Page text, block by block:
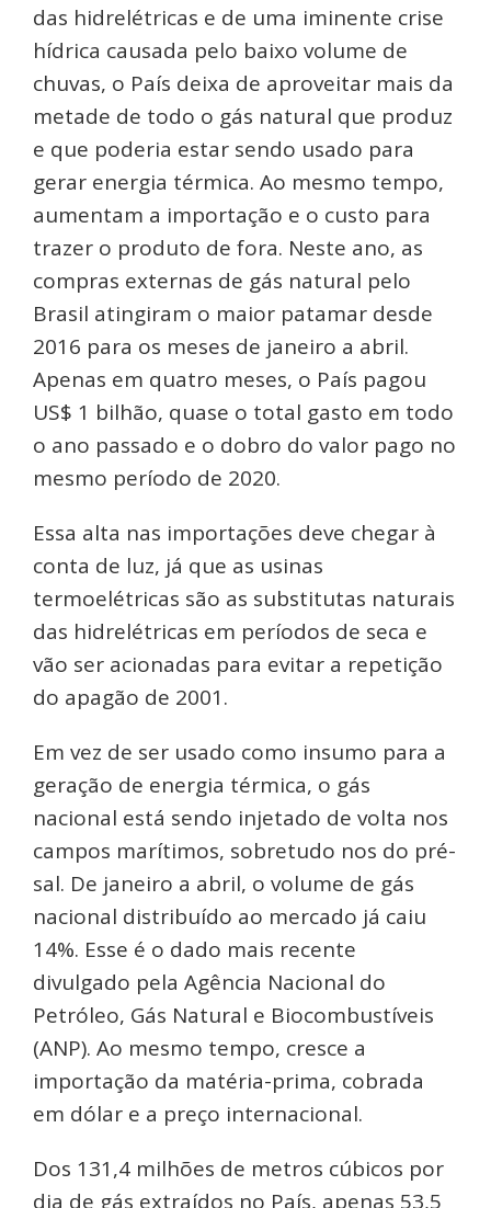
das hidrelétricas e de uma iminente crise
hídrica causada pelo baixo volume de
chuvas, o País deixa de aproveitar mais da
metade de todo o gás natural que produz
e que poderia estar sendo usado para
gerar energia térmica. Ao mesmo tempo,
aumentam a importação e o custo para
trazer o produto de fora. Neste ano, as
compras externas de gás natural pelo
Brasil atingiram o maior patamar desde
2016 para os meses de janeiro a abril.
Apenas em quatro meses, o País pagou
US$ 1 bilhão, quase o total gasto em todo
o ano passado e o dobro do valor pago no
mesmo período de 2020.
Essa alta nas importações deve chegar à
conta de luz, já que as usinas
termoelétricas são as substitutas naturais
das hidrelétricas em períodos de seca e
vão ser acionadas para evitar a repetição
do apagão de 2001.
Em vez de ser usado como insumo para a
geração de energia térmica, o gás
nacional está sendo injetado de volta nos
campos marítimos, sobretudo nos do pré-
sal. De janeiro a abril, o volume de gás
nacional distribuído ao mercado já caiu
14%. Esse é o dado mais recente
divulgado pela Agência Nacional do
Petróleo, Gás Natural e Biocombustíveis
(ANP). Ao mesmo tempo, cresce a
importação da matéria-prima, cobrada
em dólar e a preço internacional.
Dos 131,4 milhões de metros cúbicos por
dia de gás extraídos no País, apenas 53,5